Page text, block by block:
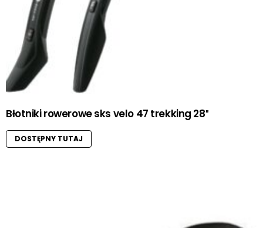
Błotniki rowerowe sks velo 47 trekking 28″
DOSTĘPNY TUTAJ